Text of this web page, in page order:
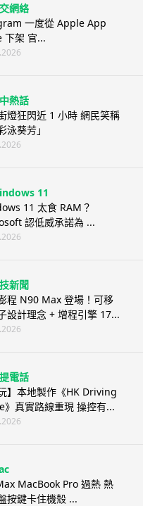
網絡
一度從 Apple App
下架 官...
熱話
燈狂閃近 1 小時 網民笑稱
泳葵芳」
11
11 太食 RAM？
認低威承諾為 ...
新聞
程 N90 Max 登場！可移
設計理念 + 增程引擎 17...
電話
玩】本地製作《HK Driving
》真實路線重現 操控有...
MacBook Pro 過熱 熱
按鍵卡住機殼 ...